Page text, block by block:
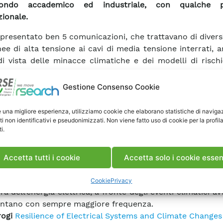
Gestione Consenso Cookie
una migliore esperienza, utilizziamo cookie che elaborano statistiche di
non identificativi e pseudonimizzati. Non viene fatto uso di cookie per la
Accetta tutti i cookie Accetta solo i cookie
CookiePrivacy
accademico ed industriale, con qualche
presentato ben 5 comunicazioni, che trattavano di
di alta tensione ai cavi di media tensione interrati,
vista delle minacce climatiche e dei modelli di
Universitari attivi sul tema è un punto
questo tema che ha grande rilevanza
elettrico.
della sessione è stata formulata la proposta di
anno una ulteriore sessione speciale, durante
coinvolgono operatori e centri di ricerca, per
in primis ARERA e CEI, elementi solidi e
le decisioni necessarie per garantire la qualità del
dell’energia elettrica, a fronte degli eventi climatici
con sempre maggiore frequenza.
Resilience of Electrical Systems and Climate Changes